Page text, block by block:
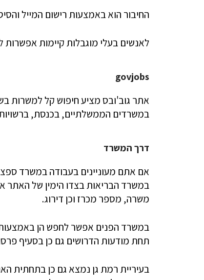
החיבור הוא באמצעות רישום המייל
לאנשים בעלי מוגבלות קיימות
govjobs
אתר גוב'ובס מציע חיפוש קל למשרות
במשרדים הממשלתיים, בכנסת,
דרך המשרד
אם אתם מעוניינים בעבודה במשרד
במשרד הבריאות בצדו הימין של
משרה, מספר מכרז וכן דירוג.
במשרד הפנים אפשר לחפש הן
תחת מודעות הדרושים גם כן בסעיף
בעיריית רמת גן נמצא גם כן בתחתית